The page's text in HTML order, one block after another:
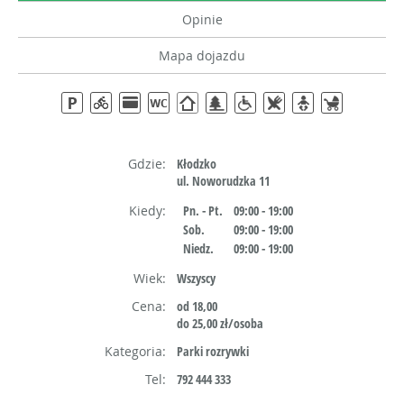
Opinie
Mapa dojazdu
Gdzie:
Kłodzko
ul. Noworudzka 11
Kiedy:
Pn. - Pt.
09:00 - 19:00
Sob.
09:00 - 19:00
Niedz.
09:00 - 19:00
Wiek:
Wszyscy
Cena:
od 18,00
do 25,00 zł/osoba
Kategoria:
Parki rozrywki
Tel:
792 444 333